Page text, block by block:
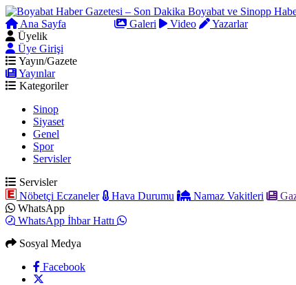
Ana Sayfa Galeri Video
Yazarlar
Üyelik
Üye Girişi
Yayın/Gazete
Yayınlar
Kategoriler
Sinop
Siyaset
Genel
Spor
Servisler
Servisler
Nöbetçi Eczaneler
Hava Durumu Namaz Vakitleri
WhatsApp
WhatsApp İhbar Hattı
Sosyal Medya
Facebook